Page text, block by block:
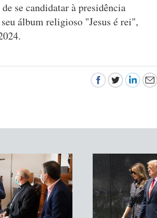
se candidatar à presidência
álbum religioso "Jesus é rei",